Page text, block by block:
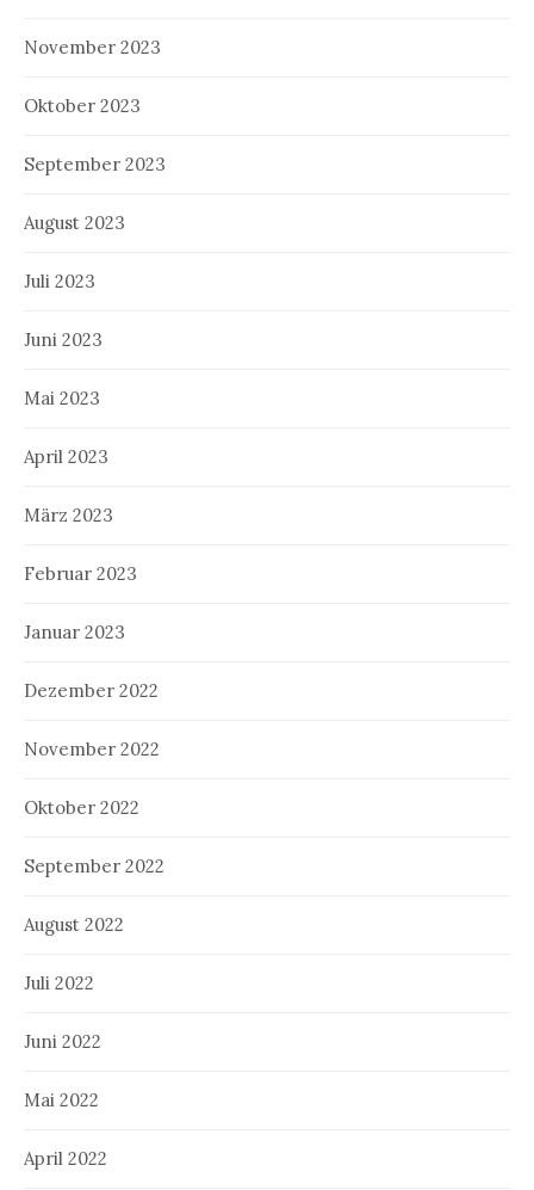
November 2023
Oktober 2023
September 2023
August 2023
Juli 2023
Juni 2023
Mai 2023
April 2023
März 2023
Februar 2023
Januar 2023
Dezember 2022
November 2022
Oktober 2022
September 2022
August 2022
Juli 2022
Juni 2022
Mai 2022
April 2022